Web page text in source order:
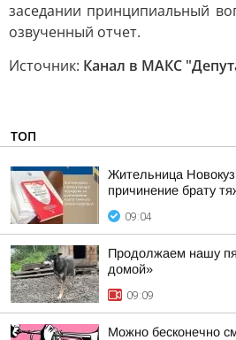
заседании принципиальный
озвученный отчет.
Источник: Канал в МАКС
ТОП
Жительница
причинение брату
09:04
Продолжаем нашу
домой»
09:09
Можно бесконечно